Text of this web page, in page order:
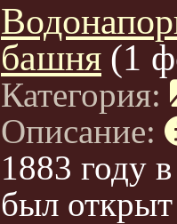
башня (1
Категория:
Описание:
1883 году
был